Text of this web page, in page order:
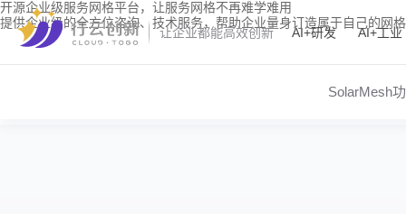
让企业都能高效创新 AI+研发 AI+工业
开源企业级服务网格平台，让服务网格不再难学难用
提供企业级的全方位咨询、技术服务，帮助企业量身订造属于自己的网
SolarMesh